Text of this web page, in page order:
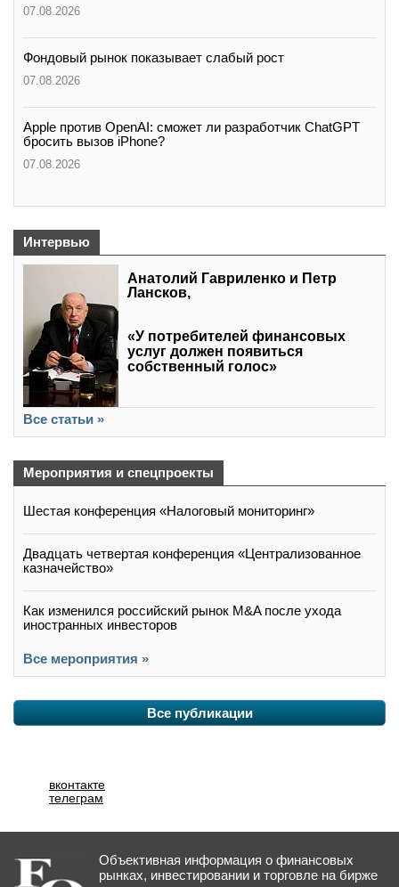
07.08.2026
Фондовый рынок показывает слабый рост
07.08.2026
Apple против OpenAI: сможет ли разработчик ChatGPT
бросить вызов iPhone?
07.08.2026
Интервью
Анатолий Гавриленко и Петр
Лансков,
«У потребителей финансовых
услуг должен появиться
собственный голос»
Все статьи »
Мероприятия и спецпроекты
Шестая конференция «Налоговый мониторинг»
Двадцать четвертая конференция «Централизованное
казначейство»
Как изменился российский рынок M&A после ухода
иностранных инвесторов
Все мероприятия »
Все публикации
вконтакте
телеграм
Объективная информация о финансовых
рынках, инвестировании и торговле на бирже